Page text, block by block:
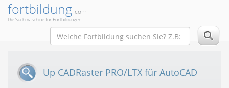
fortbildung.com
Die Suchmaschine für Fortbildungen
Up CADRaster PRO/LTX für AutoCAD